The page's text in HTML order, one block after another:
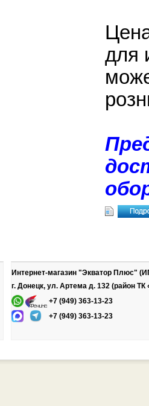
для
Интернет-магазин "Экватор Плюс"
г. Донецк, ул. Артема д. 132 (район ТК
+7 (949) 363-13-23
+7 (949) 363-13-23